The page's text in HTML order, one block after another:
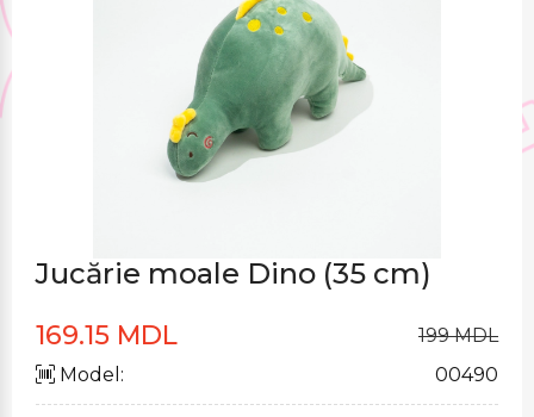
Jucărie moale Dino (35 cm)
169.15 MDL
199 MDL
Model:
00490